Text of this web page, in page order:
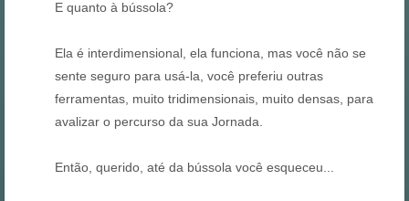
E quanto à bússola?
Ela é interdimensional, ela funciona, mas você não se
sente seguro para usá-la, você preferiu outras
ferramentas, muito tridimensionais, muito densas, para
avalizar o percurso da sua Jornada.
Então, querido, até da bússola você esqueceu...